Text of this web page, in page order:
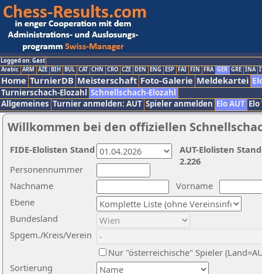
Logged on: Gast
Arabic ARM AZE BIH BUL CAT CHN CRO CZE DEN ENG ESP FAI FIN FRA GER GRE INA
Home TurnierDB Meisterschaft Foto-Galerie Meldekartei
Turnierschach-Elozahl Schnellschach-Elozahl
Allgemeines Turnier anmelden: AUT Spieler anmelden Elo AUT
Willkommen bei den offiziellen
Nachname
Vorname
Ebene
Sortierung
Personennummer
Bundesland
Spgem./Kreis/Verein
Nur "österreichische" Spieler
AUT-Elolisten
2.226
FIDE-Elolisten Stand